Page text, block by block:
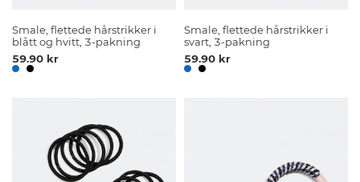
Smale, flettede hårstrikker i
blått og hvitt, 3-pakning
59.90 kr
Smale, flettede hårstrikker i
svart, 3-pakning
59.90 kr